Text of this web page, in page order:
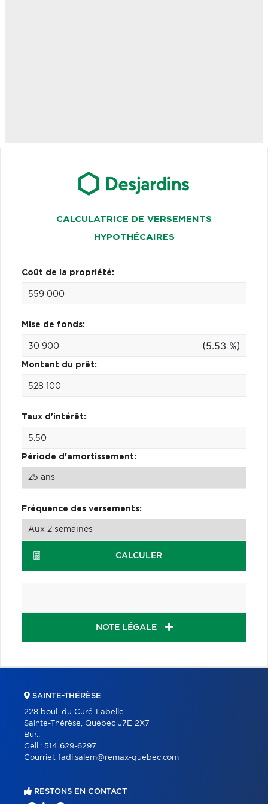
CALCULATRICE DE VERSEMENTS
HYPOTHÉCAIRES
Coût de la propriété:
Mise de fonds:
(5.53 %)
Montant du prêt:
Taux d'intérêt:
Période d'amortissement:
Fréquence des versements:
CALCULER
NOTE LÉGALE
SAINTE-THÉRÈSE
228 boul. du Curé-Labelle
Sainte-Thérèse, Québec J7E 2X7
Bur.:
Cell.: 514 629-6297
Courriel: fadi.salem@remax-quebec.com
RESTONS EN CONTACT